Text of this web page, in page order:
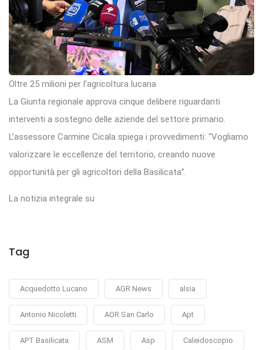
Oltre 25 milioni per l’agricoltura lucana
La Giunta regionale approva cinque delibere riguardanti
interventi a sostegno delle aziende del settore primario.
L’assessore Carmine Cicala spiega i provvedimenti: “Vogliamo
valorizzare le eccellenze del territorio, creando nuove
opportunità per gli agricoltori della Basilicata”.
La notizia integrale su
Tag
Acquedotto Lucano AGR News alsia
Antonio Nicoletti AOR San Carlo Apt
APT Basilicata ASM Asp Caleidoscopio